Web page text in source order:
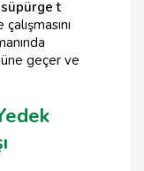
t
geçer ve